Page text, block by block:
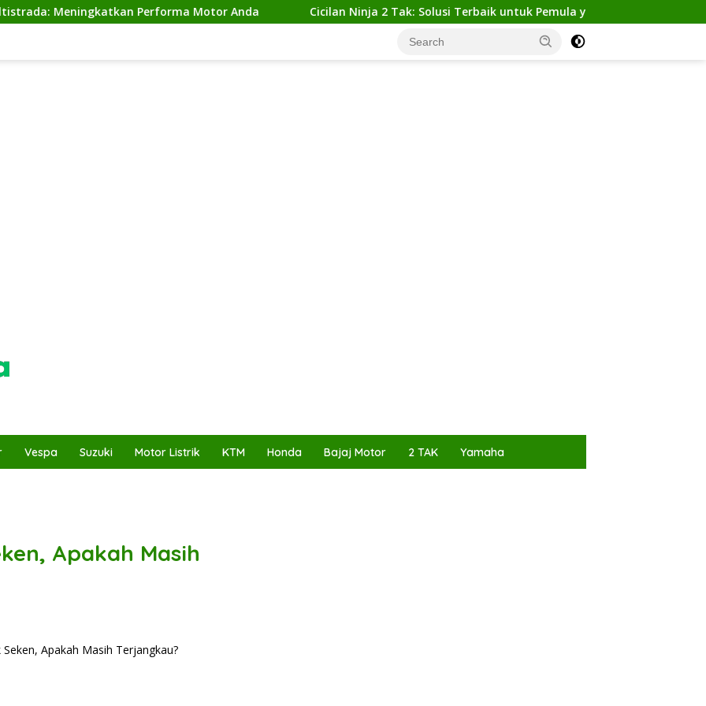
Performa Motor Anda Cicilan Ninja 2 Tak: Solusi Terbaik untuk Pemula yang Ingin Tampil Gagah
Vespa Suzuki Motor Listrik KTM Honda Bajaj Motor 2 TAK Yamaha
Apakah Masih